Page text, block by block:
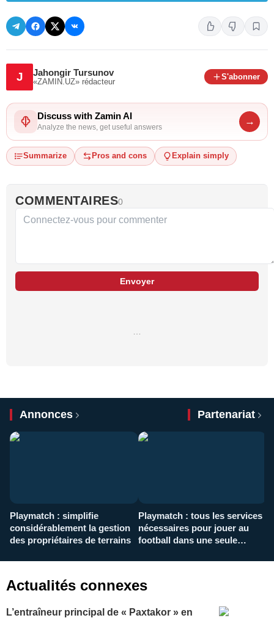
J Jahongir Tursunov
«ZAMIN.UZ» rédacteur
S'abonner
Discuss with Zamin AI
Analyze the news, get useful answers
→
Summarize Pros and cons Explain simply
COMMENTAIRES0
Envoyer
Annonces Partenariat
Playmatch : simplifie
considérablement la gestion
des propriétaires de terrains
Playmatch : tous les services
nécessaires pour jouer au
football dans une seule
Actualités connexes
L’entraîneur principal de « Paxtakor » en